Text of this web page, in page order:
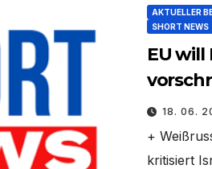
AKTUELLER
SHORT NEWS
EU
mehr
18. 06.
+
kritisiert